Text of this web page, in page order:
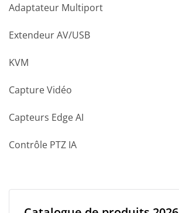
Adaptateur Multiport
Extendeur AV/USB
KVM
Capture Vidéo
Capteurs Edge AI
Contrôle PTZ IA